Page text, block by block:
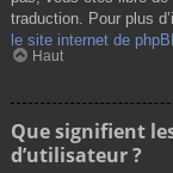
traduction. Pour plus
le site internet de
Haut
Que signifient
d’utilisateur ?